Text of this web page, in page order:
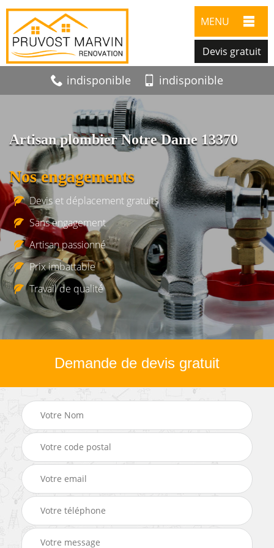
MENU
Devis gratuit
indisponible indisponible
Artisan plombier Notre Dame 13370
Nos engagements
Devis et déplacement gratuits
Sans engagement
Artisan passionné
Prix imbattable
Travail de qualité
Demande de devis gratuit